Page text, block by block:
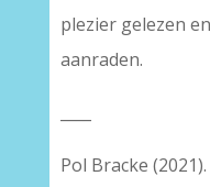
plezier gelezen
aanraden.
Pol Bracke (2021).